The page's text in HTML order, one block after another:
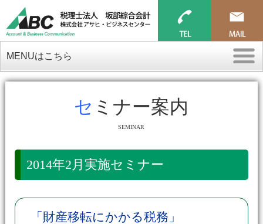
MENUはこちら
セミナー案内
SEMINAR
2014年2月実施セミナー
「財産移転にかかる税務」